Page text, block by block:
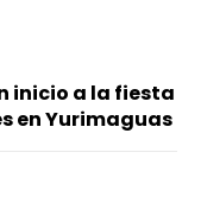
inicio a la fiesta
en Yurimaguas